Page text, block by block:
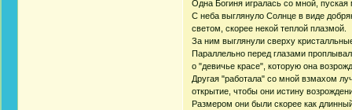
Одна Богиня игралась со мной, пуская
С неба выглянуло Солнце в виде
светом, скорее некой теплой плазмой.
За ним выглянули сверху
Параллельно перед глазами
о "девичье красе", которую она
Другая "работала" со мной взмахом
открытие, чтобы они истину
Размером они были скорее как